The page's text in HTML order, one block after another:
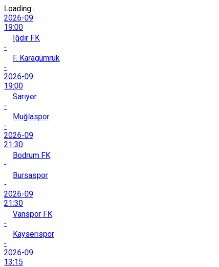
Loading...
2026-09
19:00
Iğdır FK
-
F. Karagümrük
-
2026-09
19:00
Sarıyer
-
Muğlaspor
-
2026-09
21:30
Bodrum FK
-
Bursaspor
-
2026-09
21:30
Vanspor FK
-
Kayserispor
-
2026-09
13:15